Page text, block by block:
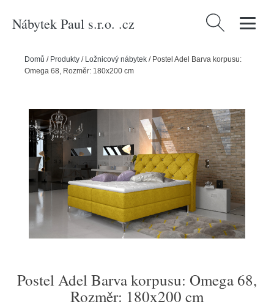
Nábytek Paul s.r.o. .cz Vyhledávání
Domů / Produkty / Ložnicový nábytek / Postel Adel Barva korpusu:
Omega 68, Rozměr: 180x200 cm
Postel Adel Barva korpusu: Omega 68,
Rozměr: 180x200 cm